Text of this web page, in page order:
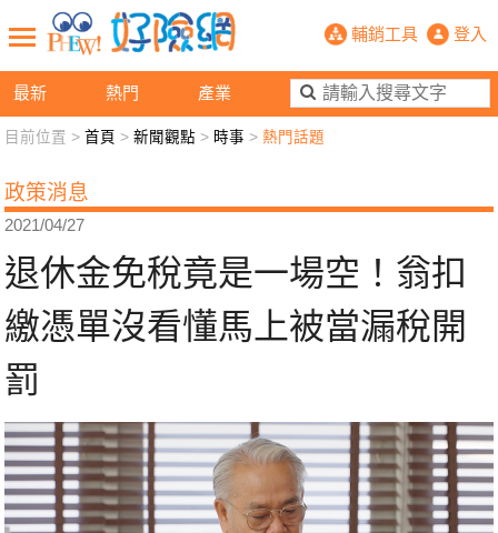
最新 熱門 產業
退休金免稅竟是一場空！翁扣繳
輔銷工具 登入
新聞觀點 業務交流 好險懂生活
退休先準備 好險學堂 輔銷工具 活動專區
目前位置 >首頁 >新聞觀點 > 時事 >熱門話題
政策消息
2021/04/27
退休金免稅竟是一場空！翁扣
繳憑單沒看懂馬上被當漏稅開
罰